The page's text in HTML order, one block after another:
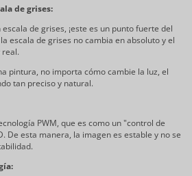
de grises:
de grises, ¡este es un punto fuerte del
escala de grises no cambia en absoluto y el
pintura, no importa cómo cambie la luz, el
tan preciso y natural.
PWM, que es como un "control de
De esta manera, la imagen es estable y no se